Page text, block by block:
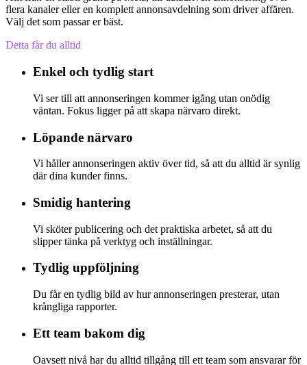
flera kanaler eller en komplett annonsavdelning som driver affären.
Välj det som passar er bäst.
Detta får du alltid
Enkel och tydlig start
Vi ser till att annonseringen kommer igång utan onödig
väntan. Fokus ligger på att skapa närvaro direkt.
Löpande närvaro
Vi håller annonseringen aktiv över tid, så att du alltid är synlig
där dina kunder finns.
Smidig hantering
Vi sköter publicering och det praktiska arbetet, så att du
slipper tänka på verktyg och inställningar.
Tydlig uppföljning
Du får en tydlig bild av hur annonseringen presterar, utan
krångliga rapporter.
Ett team bakom dig
Oavsett nivå har du alltid tillgång till ett team som ansvarar för